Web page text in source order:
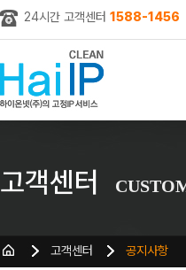
24시간 고객센터 1588-1456
고객센터
고객센터 공지사항